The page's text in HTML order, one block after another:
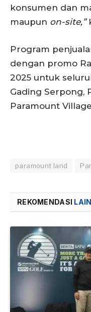
konsumen dan
maupun on-site,”
Program
dengan promo
2025 untuk
Gading Serpong,
Paramount
paramount land
REKOMENDASI